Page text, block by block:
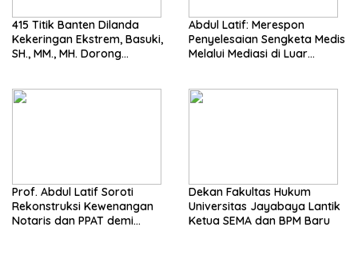
415 Titik Banten Dilanda
Kekeringan Ekstrem, Basuki,
SH., MM., MH. Dorong
Abdul Latif: Merespon
Penyelesaian Sengketa Medis
Melalui Mediasi di Luar
Prof. Abdul Latif Soroti
Rekonstruksi Kewenangan
Notaris dan PPAT demi
Dekan Fakultas Hukum
Universitas Jayabaya Lantik
Ketua SEMA dan BPM Baru